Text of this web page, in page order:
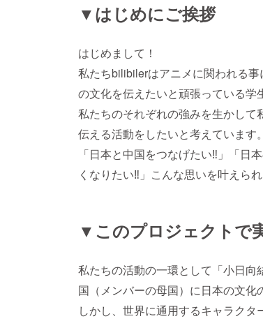
▼はじめにご挨拶
はじめまして！
私たちbilibilerはアニメに関われる
の文化を伝えたいと頑張っている学
私たちのそれぞれの強みを生かし
伝える活動をしたいと考えています。
「日本と中国をつなげたい‼︎」「日
くなりたい‼︎」こんな思いを叶えら
▼このプロジェクトで
私たちの活動の一環として「小日
国（メンバーの母国）に日本の文化
しかし、世界に通用するキャラク